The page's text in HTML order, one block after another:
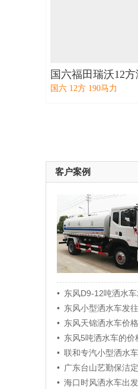
国六福田瑞沃12
国六 12方 190马力
客户案例
• 东风D9-12吨洒水车
• 东风小型洒水车发
• 东风天锦洒水车价
• 东风5吨洒水车的价
• 联和专汽小型洒水
• 广东台山艺勤保洁
• 海口时风洒水车出